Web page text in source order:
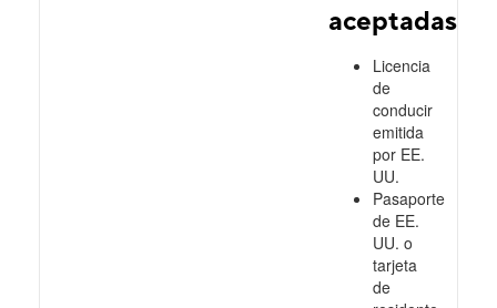
aceptadas
Licencia
de
conducir
emitida
por EE.
UU.
Pasaporte
de EE.
UU. o
tarjeta
de